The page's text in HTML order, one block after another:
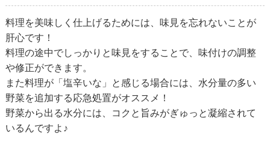
料理を美味しく仕上げるためには、味見を忘れないことが
肝心です！
料理の途中でしっかりと味見をすることで、味付けの調整
や修正ができます。
また料理が「塩辛いな」と感じる場合には、水分量の多い
野菜を追加する応急処置がオススメ！
野菜から出る水分には、コクと旨みがぎゅっと凝縮されて
いるんですよ♪